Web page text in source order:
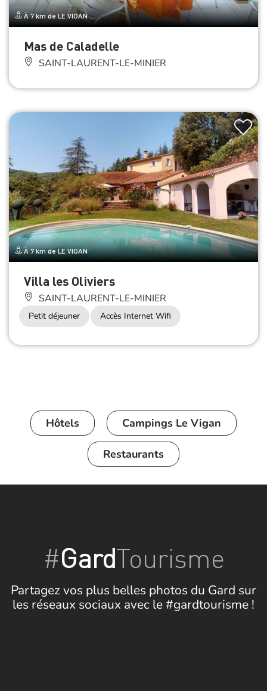
À 7 km de LE VIGAN
Mas de Caladelle
SAINT-LAURENT-LE-MINIER
À 7 km de LE VIGAN
Villa les Oliviers
SAINT-LAURENT-LE-MINIER
Petit déjeuner Accès Internet Wifi
Hôtels Campings Le Vigan
Restaurants
#GardTourisme
Partagez vos plus belles photos du Gard sur
les réseaux sociaux avec le #gardtourisme !